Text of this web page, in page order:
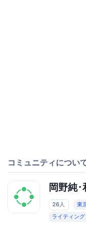
コミュニティについ
岡野純･
26人 東
ライティン